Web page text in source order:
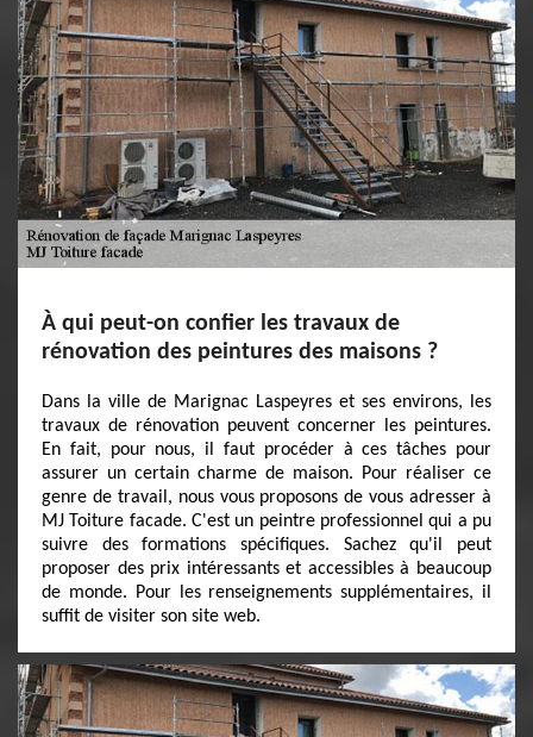
À qui peut-on confier les travaux de
rénovation des peintures des maisons ?
Dans la ville de Marignac Laspeyres et ses environs, les
travaux de rénovation peuvent concerner les peintures.
En fait, pour nous, il faut procéder à ces tâches pour
assurer un certain charme de maison. Pour réaliser ce
genre de travail, nous vous proposons de vous adresser à
MJ Toiture facade. C'est un peintre professionnel qui a pu
suivre des formations spécifiques. Sachez qu'il peut
proposer des prix intéressants et accessibles à beaucoup
de monde. Pour les renseignements supplémentaires, il
suffit de visiter son site web.